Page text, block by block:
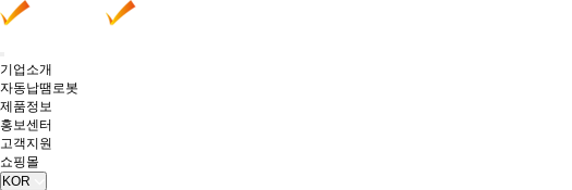
기업소개
자동납땜로봇
제품정보
홍보센터
고객지원
쇼핑몰
KOR